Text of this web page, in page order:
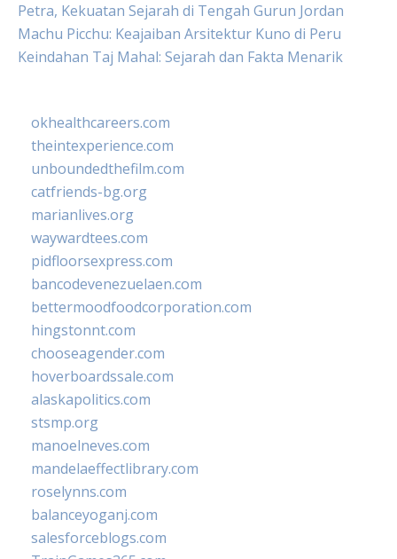
Petra, Kekuatan Sejarah di Tengah Gurun Jordan
Machu Picchu: Keajaiban Arsitektur Kuno di Peru
Keindahan Taj Mahal: Sejarah dan Fakta Menarik
okhealthcareers.com
theintexperience.com
unboundedthefilm.com
catfriends-bg.org
marianlives.org
waywardtees.com
pidfloorsexpress.com
bancodevenezuelaen.com
bettermoodfoodcorporation.com
hingstonnt.com
chooseagender.com
hoverboardssale.com
alaskapolitics.com
stsmp.org
manoelneves.com
mandelaeffectlibrary.com
roselynns.com
balanceyoganj.com
salesforceblogs.com